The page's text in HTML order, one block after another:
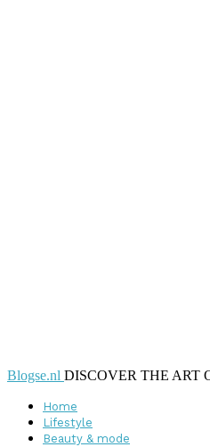
Blogse.nl DISCOVER THE ART
Home
Lifestyle
Beauty & mode